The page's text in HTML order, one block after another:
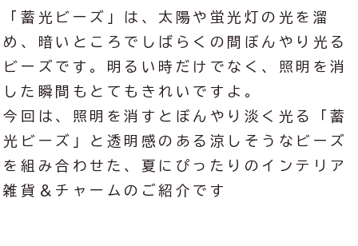
「蓄光ビーズ」は、太陽や蛍光灯の光を溜
め、暗いところでしばらくの間ぼんやり光る
ビーズです。明るい時だけでなく、照明を消
した瞬間もとてもきれいですよ。
今回は、照明を消すとぼんやり淡く光る「蓄
光ビーズ」と透明感のある涼しそうなビーズ
を組み合わせた、夏にぴったりのインテリア
雑貨＆チャームのご紹介です